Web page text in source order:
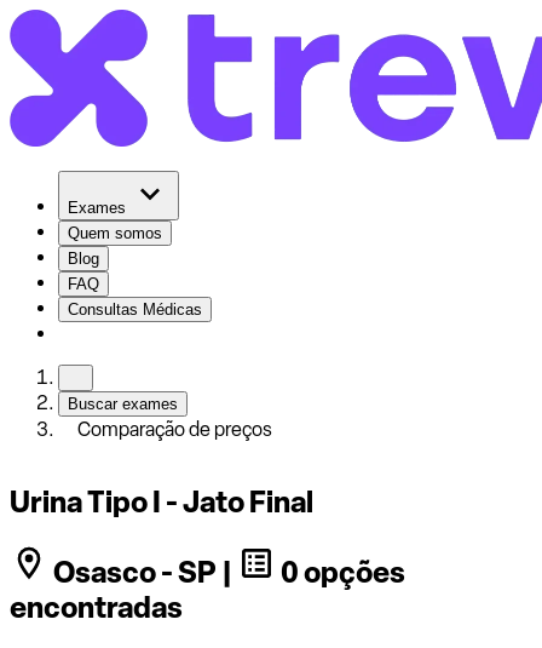
Exames
Quem somos
Blog
FAQ
Consultas Médicas
Buscar exames
Comparação de preços
Urina Tipo I - Jato Final
Osasco - SP |
0 opções
encontradas